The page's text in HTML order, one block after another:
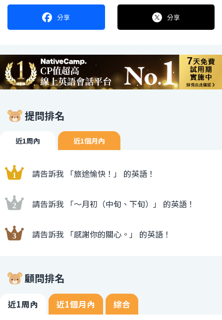
分享 分享
提問排名
近1周內 近1個月內
請告訴我 「旅途愉快！」 的英語！
請告訴我 「〜月初（中旬、下旬）」 的英語！
請告訴我 「感謝你的關心。」 的英語！
顧問排名
近1周內 近1個月內 綜合